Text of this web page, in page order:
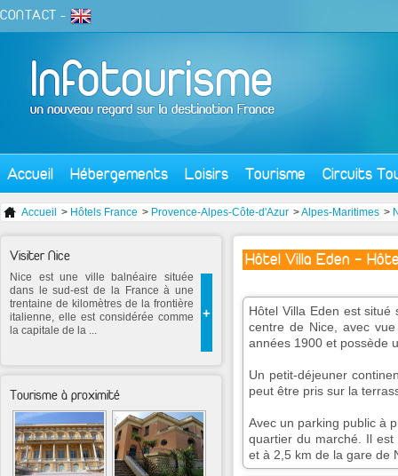
CONTACT -
Accueil Hébergements Loisirs Tourisme Circuits
Accueil > Hôtels France > Provence-Alpes-Côte-d'Azur >Alpes-Maritimes >
Hôtel Villa Eden -
Hôtel Villa Eden est
centre de Nice, avec
années 1900 et possède
Un petit-déjeuner
peut être pris sur la
Avec un parking public à
quartier du marché. Il
et à 2,5 km de la gare de
Visiter Nice
+
Nice est une ville balnéaire située
dans le sud-est de la France à une
trentaine de kilomètres de la frontière
italienne, elle est considérée comme
la capitale de la ...
Tourisme à proximité